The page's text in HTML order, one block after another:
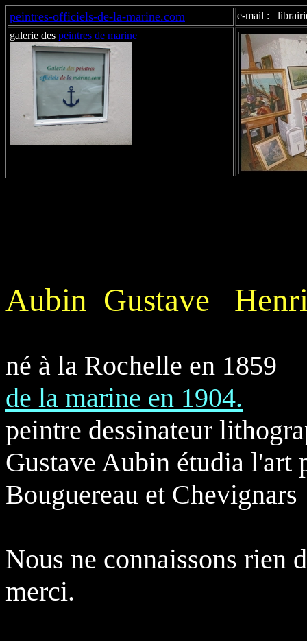
peintres-officiels-de-la-marine.com
e-mail :
galerie des peintres de marine
Aubin Gustave
né à la Rochelle
de la marine en 1904.
peintre dessinateur
Gustave Aubin étudia l'art
Bouguereau et Chevignars
Nous ne connaissons rien
merci.